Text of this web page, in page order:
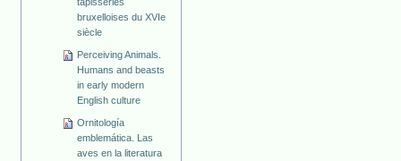
bruxelloises du XVIe
siècle
Perceiving Animals.
Humans and beasts
in early modern
English culture
Ornitología
emblemática. Las
aves en la literatura